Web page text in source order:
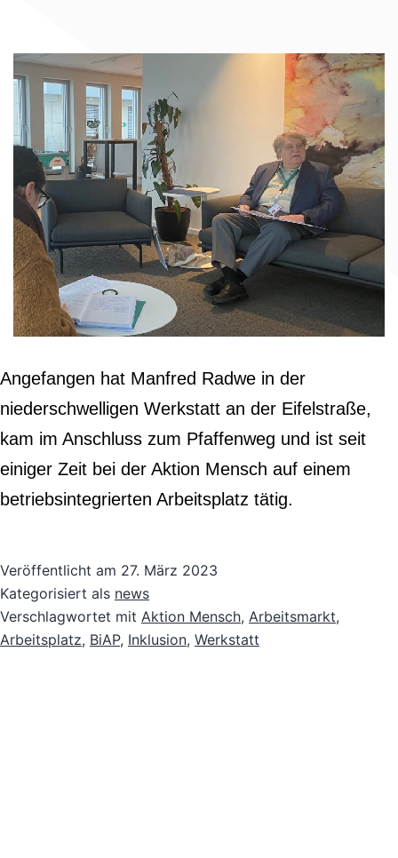
Angefangen hat Manfred Radwe in der
niederschwelligen Werkstatt an der Eifelstraße,
kam im Anschluss zum Pfaffenweg und ist seit
einiger Zeit bei der Aktion Mensch auf einem
betriebsintegrierten Arbeitsplatz tätig.
Veröffentlicht am 27. März 2023
Kategorisiert als news
Verschlagwortet mit Aktion Mensch, Arbeitsmarkt,
Arbeitsplatz, BiAP, Inklusion, Werkstatt